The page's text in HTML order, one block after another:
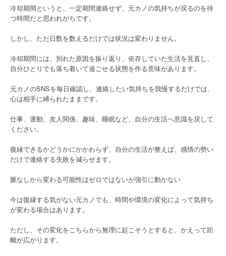
冷却期間というと、一定期間連絡せず、元カノの気持ちが戻るのを待
つ時間だと思われがちです。
しかし、ただ日数を数えるだけでは状況は変わりません。
冷却期間には、別れた原因を振り返り、依存していた生活を見直し、
自分ひとりでも落ち着いて過ごせる状態を作る意味があります。
元カノのSNSを毎日確認し、連絡したい気持ちを我慢するだけでは、
心は相手に縛られたままです。
仕事、運動、友人関係、趣味、睡眠など、自分の生活へ意識を戻して
ください。
復縁できるかどうかにかかわらず、自分の生活が整えば、感情の勢い
だけで連絡する失敗を減らせます。
脈なしから変わる可能性はゼロではないが強引に動かない
今は復縁する気がない元カノでも、時間や環境の変化によって気持ち
が変わる場合はあります。
ただし、その変化をこちらから無理に起こそうとすると、かえって距
離が広がります。